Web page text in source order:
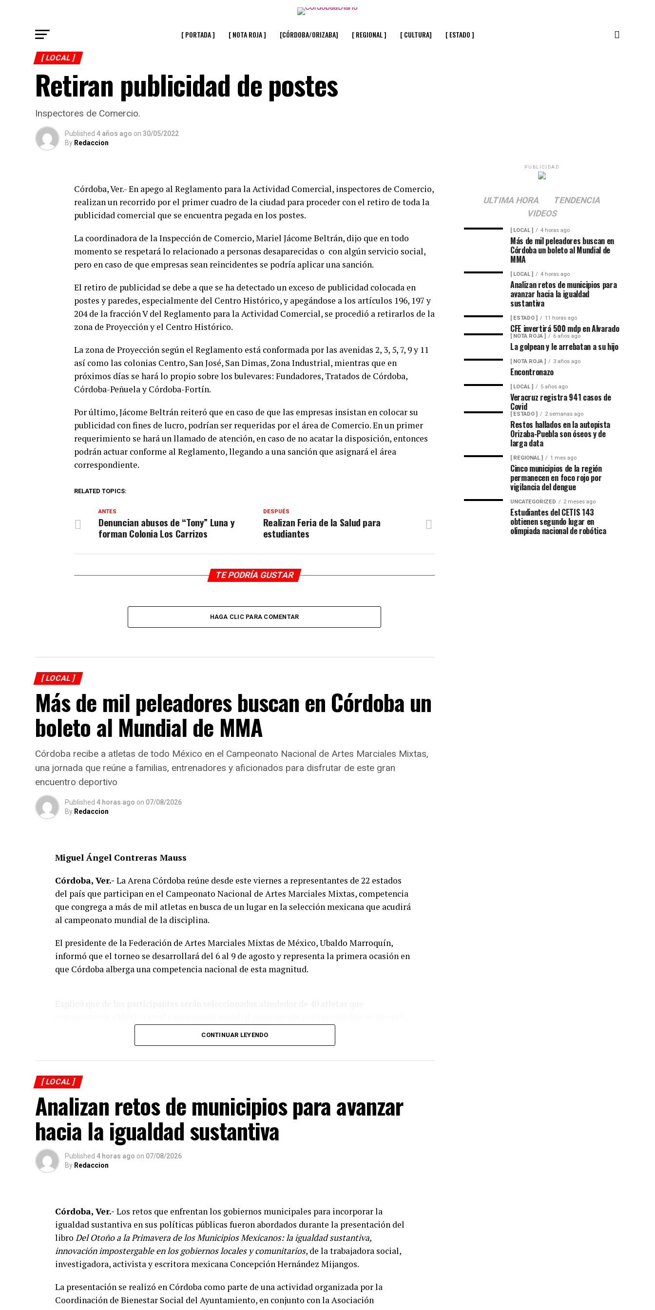
[ PORTADA ] [ NOTA ROJA ] [CÓRDOBA/ORIZABA] [ REGIONAL ] [ CULTURA] [ ESTADO ]
[ LOCAL ]
Retiran publicidad de postes
Inspectores de Comercio.
Published 4 años ago on 30/05/2022
By Redaccion
Córdoba, Ver.- En apego al Reglamento para la Actividad Comercial, inspectores de Comercio,
realizan un recorrido por el primer cuadro de la ciudad para proceder con el retiro de toda la
publicidad comercial que se encuentra pegada en los postes.
La coordinadora de la Inspección de Comercio, Mariel Jácome Beltrán, dijo que en todo
momento se respetará lo relacionado a personas desaparecidas o con algún servicio social,
pero en caso de que empresas sean reincidentes se podría aplicar una sanción.
El retiro de publicidad se debe a que se ha detectado un exceso de publicidad colocada en
postes y paredes, especialmente del Centro Histórico, y apegándose a los artículos 196, 197 y
204 de la fracción V del Reglamento para la Actividad Comercial, se procedió a retirarlos de la
zona de Proyección y el Centro Histórico.
La zona de Proyección según el Reglamento está conformada por las avenidas 2, 3, 5, 7, 9 y 11
así como las colonias Centro, San José, San Dimas, Zona Industrial, mientras que en
próximos días se hará lo propio sobre los bulevares: Fundadores, Tratados de Córdoba,
Córdoba-Peñuela y Córdoba-Fortín.
Por último, Jácome Beltrán reiteró que en caso de que las empresas insistan en colocar su
publicidad con fines de lucro, podrían ser requeridas por el área de Comercio. En un primer
requerimiento se hará un llamado de atención, en caso de no acatar la disposición, entonces
podrán actuar conforme al Reglamento, llegando a una sanción que asignará el área
correspondiente.
RELATED TOPICS:
DESPUÉS
Realizan Feria de la Salud para
estudiantes
ANTES
Denuncian abusos de “Tony” Luna y
forman Colonia Los Carrizos
TE PODRÍA GUSTAR
HAGA CLIC PARA COMENTAR
[ LOCAL ]
Más de mil peleadores buscan en Córdoba un
boleto al Mundial de MMA
Córdoba recibe a atletas de todo México en el Campeonato Nacional de Artes Marciales Mixtas,
una jornada que reúne a familias, entrenadores y aficionados para disfrutar de este gran
encuentro deportivo
Published 4 horas ago on 07/08/2026
By Redaccion
Miguel Ángel Contreras Mauss
Córdoba, Ver.- La Arena Córdoba reúne desde este viernes a representantes de 22 estados
del país que participan en el Campeonato Nacional de Artes Marciales Mixtas, competencia
que congrega a más de mil atletas en busca de un lugar en la selección mexicana que acudirá
al campeonato mundial de la disciplina.
El presidente de la Federación de Artes Marciales Mixtas de México, Ubaldo Marroquín,
informó que el torneo se desarrollará del 6 al 9 de agosto y representa la primera ocasión en
que Córdoba alberga una competencia nacional de esta magnitud.
por lo que el torneo en Córdoba también funciona como una de las principales etapas para
conformar al equipo nacional.
artes marciales mixtas y sostuvo que el país se ha consolidado como una de las principales
De acuerdo con el dirigente deportivo, México ha conseguido cinco campeonatos
panamericanos consecutivos por equipos, superando a delegaciones como Estados Unidos y
Brasil, considerado uno de los países con mayor tradición en las artes marciales mixtas.
Ante los cuestionamientos sobre el nivel de agresividad de este deporte, señaló que las
Indicó que existen divisiones infantiles, juveniles y para adultos, con reglas específicas para
cada categoría, por lo que incluso participan menores desde los cinco años dentro de
esquemas considerados formativos.
Durante cuatro días, la Arena Córdoba será escenario de los combates en los que los
integrar la delegación mexicana que participará en la justa mundialista de noviembre.
CONTINUAR LEYENDO
[ LOCAL ]
Analizan retos de municipios para avanzar
hacia la igualdad sustantiva
Published 4 horas ago on 07/08/2026
By Redaccion
Córdoba, Ver.- Los retos que enfrentan los gobiernos municipales para incorporar la
igualdad sustantiva en sus políticas públicas fueron abordados durante la presentación del
libro Del Otoño a la Primavera de los Municipios Mexicanos: la igualdad sustantiva,
innovación impostergable en los gobiernos locales y comunitarios, de la trabajadora social,
investigadora, activista y escritora mexicana Concepción Hernández Mijangos.
La presentación se realizó en Córdoba como parte de una actividad organizada por la
Coordinación de Bienestar Social del Ayuntamiento, en conjunto con la Asociación
PUBLICIDAD
ULTIMA HORA
TENDENCIA
VIDEOS
[ LOCAL ] 4 horas ago
Más de mil peleadores buscan en
Córdoba un boleto al Mundial de
MMA
[ LOCAL ] 4 horas ago
Analizan retos de municipios para
avanzar hacia la igualdad
sustantiva
[ ESTADO ] 11 horas ago
CFE invertirá 500 mdp en Alvarado
[ NOTA ROJA ] 6 años ago
La golpean y le arrebatan a su hijo
[ NOTA ROJA ] 3 años ago
Encontronazo
[ LOCAL ] 5 años ago
Veracruz registra 941 casos de
Covid
[ ESTADO ] 2 semanas ago
Restos hallados en la autopista
Orizaba-Puebla son óseos y de
larga data
[ REGIONAL ] 1 mes ago
Cinco municipios de la región
permanecen en foco rojo por
vigilancia del dengue
UNCATEGORIZED 2 meses ago
Estudiantes del CETIS 143
obtienen segundo lugar en
olimpiada nacional de robótica